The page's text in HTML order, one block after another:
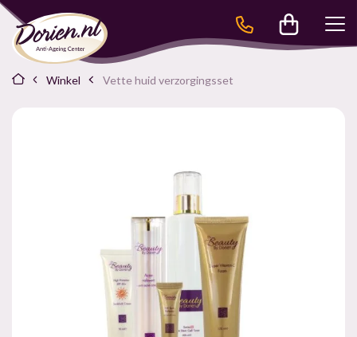
Winkel Vette huid verzorgingsset